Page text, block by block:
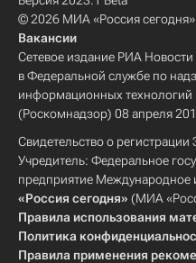
© 2026 МИА «Россия сегодня»
Вакансии
Сетевое издание РИА Новости
в Федеральной службе по
информационных
(Роскомнадзор) 08 апреля
Свидетельство о
Учредитель: Федеральное
предприятие Международное
«Россия сегодня» (МИА
Правила использования
Политика
Правила применения